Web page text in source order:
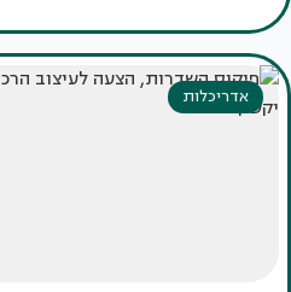
אדריכלות